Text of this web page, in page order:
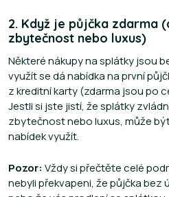
2. Když je půjčka zdarma
zbytečnost nebo luxus)
Některé nákupy na splátky jsou
využít se dá nabídka na první
z kreditní karty (zdarma jsou po
Jestli si jste jistí, že splátky
zbytečnost nebo luxus, může
nabídek využít.
Pozor: Vždy si přečtěte celé
nebyli překvapeni, že půjčka bez